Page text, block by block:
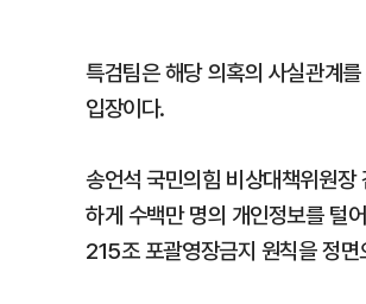
특검팀은 해당 의혹의 사실관계
입장이다.
송언석 국민의힘 비상대책위원
하게 수백만 명의 개인정보를 털
215조 포괄영장금지 원칙을 정